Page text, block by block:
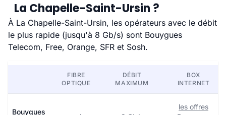
La Chapelle-Saint-Ursin ?
À La Chapelle-Saint-Ursin, les opérateurs avec le débit
le plus rapide (jusqu'à 8 Gb/s) sont Bouygues
Telecom, Free, Orange, SFR et Sosh.
FIBRE
OPTIQUE
DÉBIT
MAXIMUM
BOX
INTERNET
Bouygues
les offres